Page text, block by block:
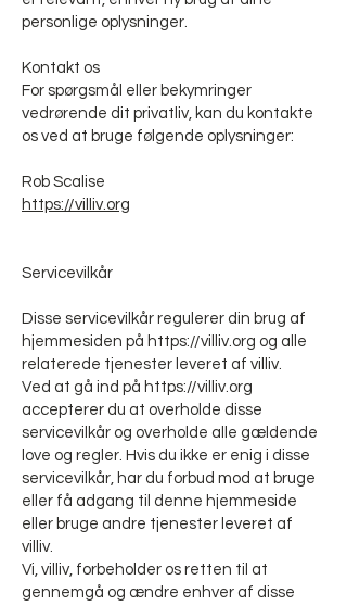
personlige oplysninger.
Kontakt os
For spørgsmål eller bekymringer
vedrørende dit privatliv, kan du kontakte
os ved at bruge følgende oplysninger:
Rob Scalise
https://villiv.org
Servicevilkår
Disse servicevilkår regulerer din brug af
hjemmesiden på https://villiv.org og alle
relaterede tjenester leveret af villiv.
Ved at gå ind på https://villiv.org
accepterer du at overholde disse
servicevilkår og overholde alle gældende
love og regler. Hvis du ikke er enig i disse
servicevilkår, har du forbud mod at bruge
eller få adgang til denne hjemmeside
eller bruge andre tjenester leveret af
villiv.
Vi, villiv, forbeholder os retten til at
gennemgå og ændre enhver af disse